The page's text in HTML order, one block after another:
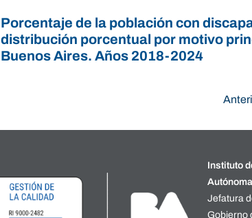
Porcentaje de la población con
distribución porcentual por motivo
Buenos Aires. Años 2018-2024
Instituto
Jefatura
Gobierno